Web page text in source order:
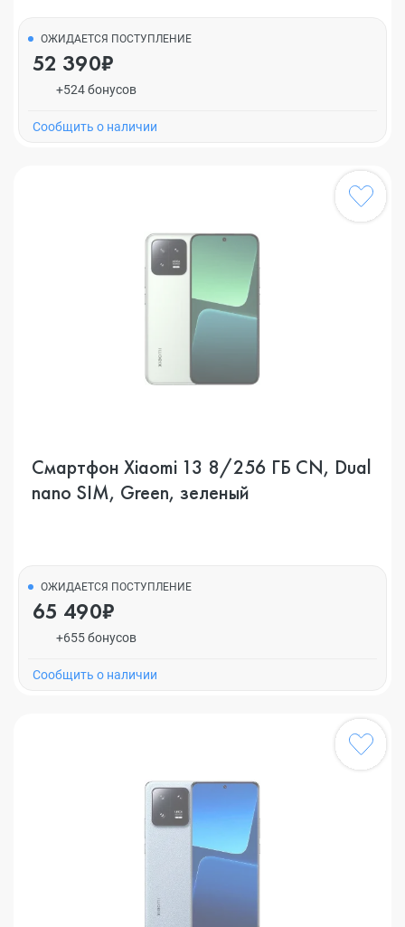
ОЖИДАЕТСЯ ПОСТУПЛЕНИЕ
52 390₽
+524 бонусов
Cообщить о наличии
Смартфон Xiaomi 13 8/256 ГБ CN, Dual
nano SIM, Green, зеленый
ОЖИДАЕТСЯ ПОСТУПЛЕНИЕ
65 490₽
+655 бонусов
Cообщить о наличии